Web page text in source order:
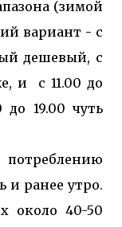
(зимой
вариант - с
дешевый, с
и с 11.00 до
до 19.00 чуть
и ранее утро.
около 40-50